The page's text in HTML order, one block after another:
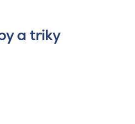
a triky